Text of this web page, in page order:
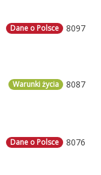
8097
Dane o Polsce
8087
Warunki życia
8076
Dane o Polsce